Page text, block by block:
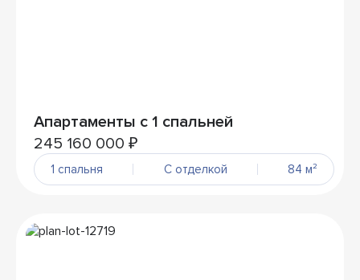
Апартаменты с 1 спальней
245 160 000 ₽
1 спальня С отделкой 84 м²